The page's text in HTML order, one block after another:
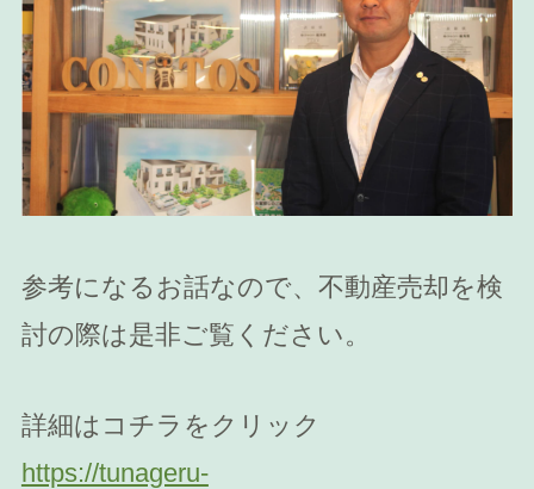
参考になるお話なので、不動産売却を検
討の際は是非ご覧ください。
詳細はコチラをクリック
https://tunageru-